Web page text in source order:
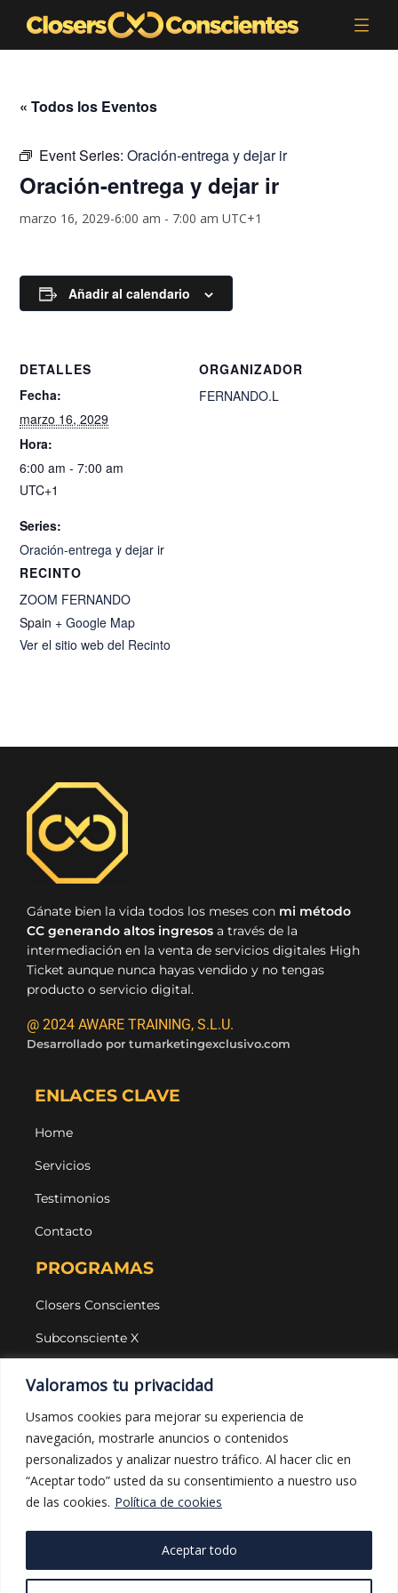
Valoramos tu privacidad
Usamos cookies para mejorar su experiencia de
navegación, mostrarle anuncios o contenidos
personalizados y analizar nuestro tráfico. Al hacer clic en
“Aceptar todo” usted da su consentimiento a nuestro uso
de las cookies. Política de cookies
Aceptar todo
« Todos los Eventos
Event Series:Oración-entrega y dejar ir
Oración-entrega y dejar ir
marzo 16, 2029-6:00 am - 7:00 am UTC+1
Añadir al calendario
DETALLES
Fecha:
marzo 16, 2029
Hora:
6:00 am - 7:00 am
UTC+1
Series:
Oración-entrega y dejar ir
RECINTO
ZOOM FERNANDO
Spain + Google Map
Ver el sitio web del Recinto
ORGANIZADOR
FERNANDO.L
Gánate bien la vida todos los meses con mi método
CC generando altos ingresos a través de la
intermediación en la venta de servicios digitales High
Ticket aunque nunca hayas vendido y no tengas
producto o servicio digital.
@ 2024 AWARE TRAINING, S.L.U.
Desarrollado por tumarketingexclusivo.com
ENLACES CLAVE
Home
Servicios
Testimonios
Contacto
PROGRAMAS
Closers Conscientes
Subconsciente X
LEGAL Y PROTECCIÓN
Aviso legal
Política de privacidad
Política de cookies